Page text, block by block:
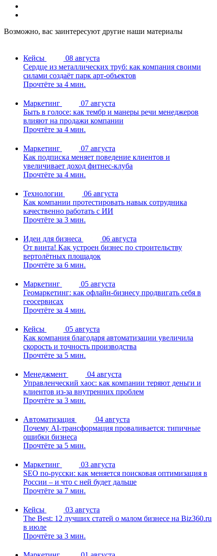
Возможно, вас заинтересуют другие наши материалы
Кейсы
08 августа
Сердце из металлических труб: как компания своими
силами создаёт парк арт-объектов
Прочтёте за 4 мин.
Маркетинг
07 августа
Быть в голосе: как тембр и манеры речи менеджеров
влияют на продажи компании
Прочтёте за 4 мин.
Маркетинг
07 августа
Как подписка меняет поведение клиентов и
увеличивает доход фитнес-клуба
Прочтёте за 4 мин.
Технологии
06 августа
Как компании протестировать навык сотрудника
качественно работать с ИИ
Прочтёте за 3 мин.
Идеи для бизнеса
06 августа
От винта! Как устроен бизнес по строительству
вертолётных площадок
Прочтёте за 6 мин.
Маркетинг
05 августа
Геомаркетинг: как офлайн-бизнесу продвигать себя в
геосервисах
Прочтёте за 4 мин.
Кейсы
05 августа
Как компания благодаря автоматизации увеличила
скорость и точность производства
Прочтёте за 5 мин.
Менеджмент
04 августа
Управленческий хаос: как компании теряют деньги и
клиентов из-за внутренних проблем
Прочтёте за 3 мин.
Автоматизация
04 августа
Почему AI-трансформация проваливается: типичные
ошибки бизнеса
Прочтёте за 5 мин.
Маркетинг
03 августа
SEO по-русски: как меняется поисковая оптимизация в
России – и что с ней будет дальше
Прочтёте за 7 мин.
Кейсы
03 августа
The Best: 12 лучших статей о малом бизнесе на Biz360.ru
в июле
Прочтёте за 3 мин.